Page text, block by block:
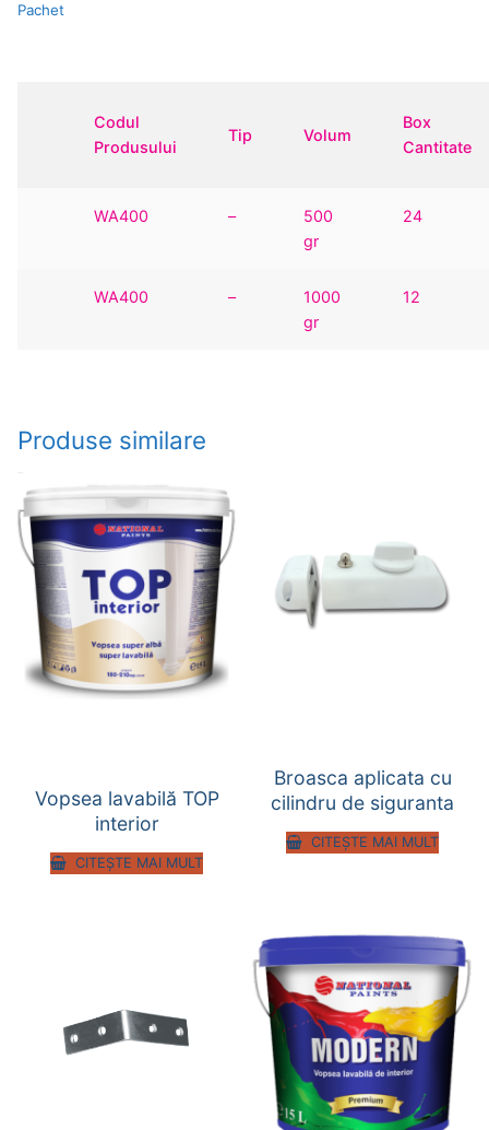
Pachet
Codul
Produsului
Tip Volum
Box
Cantitate
WA400 –
500
gr
24
WA400 –
1000
gr
12
Produse similare
Vopsea lavabilă TOP
interior
CITEȘTE MAI MULT
Broasca aplicata cu
cilindru de siguranta
CITEȘTE MAI MULT